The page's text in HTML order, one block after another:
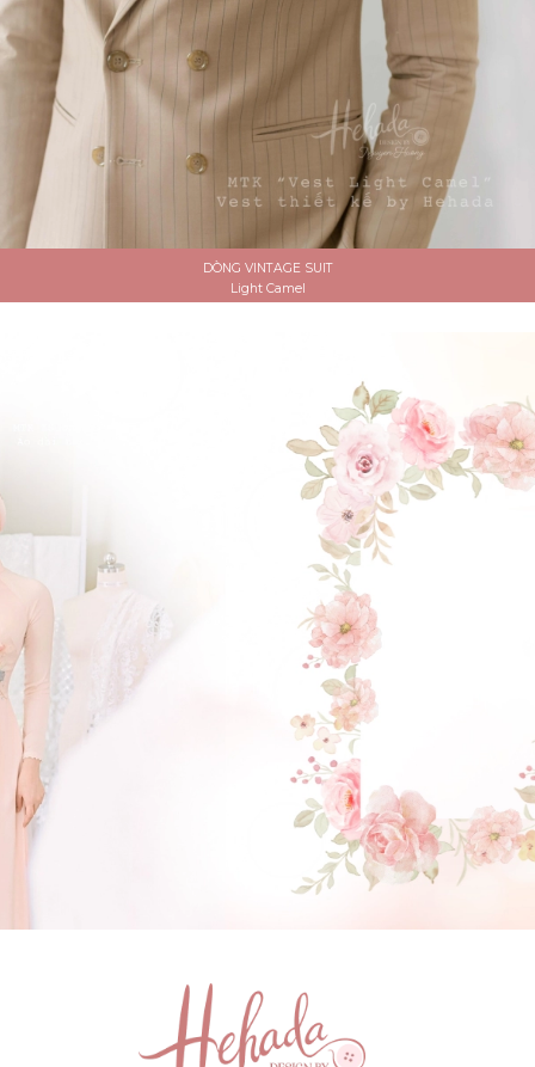
DÒNG VINTAGE SUIT
Light Camel
ĐẶT LỊCH HẸN
GẬT ĐẦU NHÉ NÀNG !
(Click vào đây để He và Nàng có 1 cuộc hẹn nà)